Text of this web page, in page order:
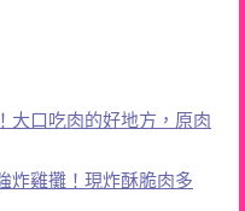
大口吃肉的好地方，原肉
炸雞攤！現炸酥脆肉多